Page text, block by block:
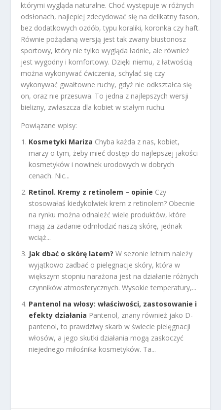
którymi wygląda naturalne. Choć występuje w różnych
odsłonach, najlepiej zdecydować się na delikatny fason,
bez dodatkowych ozdób, typu koraliki, koronka czy haft.
Równie pożądaną wersją jest tak zwany biustonosz
sportowy, który nie tylko wygląda ładnie, ale również
jest wygodny i komfortowy. Dzięki niemu, z łatwością
można wykonywać ćwiczenia, schylać się czy
wykonywać gwałtowne ruchy, gdyż nie odkształca się
on, oraz nie przesuwa. To jedna z najlepszych wersji
bielizny, zwłaszcza dla kobiet w stałym ruchu.
Powiązane wpisy:
Kosmetyki Mariza Chyba każda z nas, kobiet,
marzy o tym, żeby mieć dostęp do najlepszej jakości
kosmetyków i nowinek urodowych w dobrych
cenach. Nic...
Retinol. Kremy z retinolem – opinie Czy
stosowałaś kiedykolwiek krem z retinolem? Obecnie
na rynku można odnaleźć wiele produktów, które
mają za zadanie odmłodzić naszą skórę, jednak
wciąż...
Jak dbać o skórę latem? W sezonie letnim należy
wyjątkowo zadbać o pielęgnacje skóry, która w
większym stopniu narażona jest na działanie różnych
czynników atmosferycznych. Wysokie temperatury,...
Pantenol na włosy: właściwości, zastosowanie i
efekty działania Pantenol, znany również jako D-
pantenol, to prawdziwy skarb w świecie pielęgnacji
włosów, a jego skutki działania mogą zaskoczyć
niejednego miłośnika kosmetyków. Ta...